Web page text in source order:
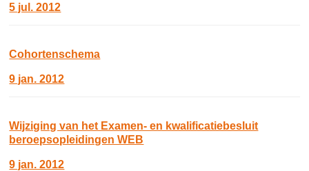
5 jul. 2012
Cohortenschema
9 jan. 2012
Wijziging van het Examen- en kwalificatiebesluit
beroepsopleidingen WEB
9 jan. 2012